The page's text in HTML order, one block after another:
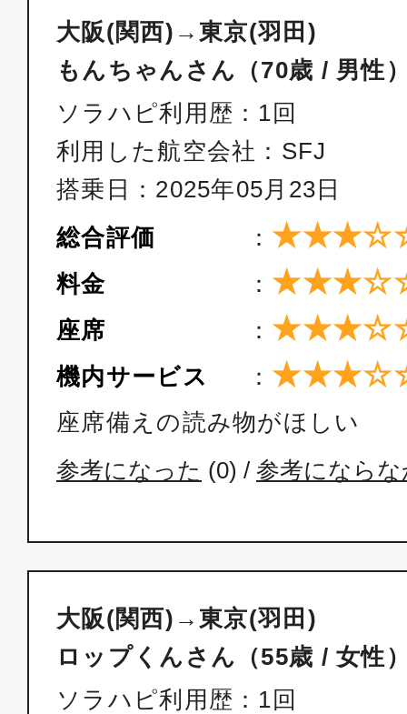
JAL224
クラスJ
大阪(関西)
14:45
JAL228
クラスJ
大阪(関西)
21:10
東京(
大阪(関西)→東京(羽田)
もんちゃんさん（70歳 / 男性
ソラハピ利用歴：1回
利用した航空会社：SFJ
搭乗日：2025年05月23日
総合評価
：
料金 ：
座席 ：
機内サービス ：
座席備えの読み物がほしい
参考になった (0) / 参考になら
大阪(関西)→東京(羽田)
ロップくんさん（55歳 / 女性
ソラハピ利用歴：1回